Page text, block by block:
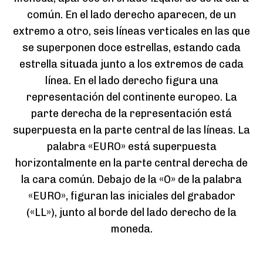
común. En el lado derecho aparecen, de un
extremo a otro, seis líneas verticales en las que
se superponen doce estrellas, estando cada
estrella situada junto a los extremos de cada
línea. En el lado derecho figura una
representación del continente europeo. La
parte derecha de la representación está
superpuesta en la parte central de las líneas. La
palabra «EURO» está superpuesta
horizontalmente en la parte central derecha de
la cara común. Debajo de la «O» de la palabra
«EURO», figuran las iniciales del grabador
(«LL»), junto al borde del lado derecho de la
moneda.